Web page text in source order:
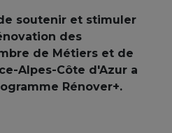
soutenir et stimuler
des
de Métiers et de
Alpes-Côte d'Azur a
Rénover+.